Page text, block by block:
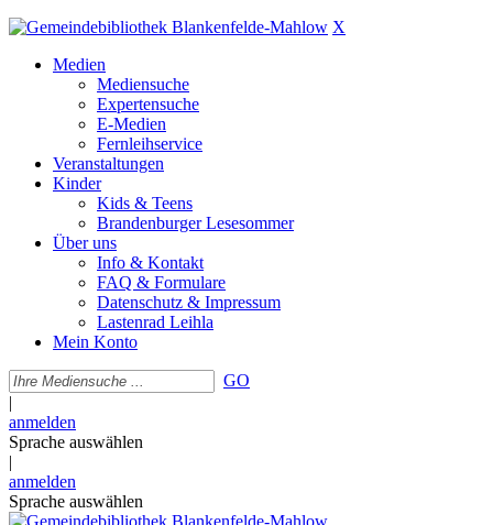
X
Medien
Mediensuche
Expertensuche
E-Medien
Fernleihservice
Veranstaltungen
Kinder
Kids & Teens
Brandenburger Lesesommer
Über uns
Info & Kontakt
FAQ & Formulare
Datenschutz & Impressum
Lastenrad Leihla
Mein Konto
GO
|
anmelden
Sprache auswählen
|
anmelden
Sprache auswählen